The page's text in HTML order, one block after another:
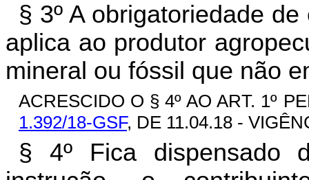
§ 3º A obrigatoriedade
aplica ao produtor
mineral ou fóssil que não
ACRESCIDO O § 4º AO ART. 1º
1.392/18-GSF, DE 11.04.18 -
§ 4º Fica dispensado